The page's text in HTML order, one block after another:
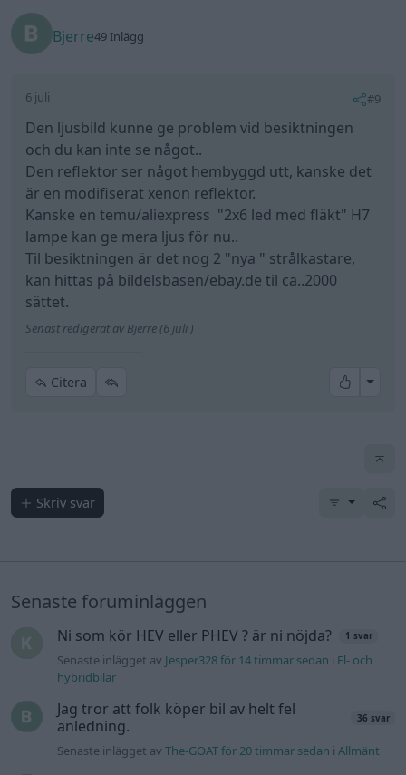
Bjerre49 Inlägg
6 juli #9
Den ljusbild kunne ge problem vid besiktningen
och du kan inte se något..
Den reflektor ser något hembyggd utt, kanske det
är en modifiserat xenon reflektor.
Kanske en temu/aliexpress "2x6 led med fläkt" H7
lampe kan ge mera ljus för nu..
Til besiktningen är det nog 2 "nya " strålkastare,
kan hittas på bildelsbasen/ebay.de til ca..2000
sättet.
Senast redigerat av Bjerre (6 juli )
Citera All
Skriv svar
Senaste foruminläggen
Ni som kör HEV eller PHEV ? är ni nöjda? 1 svar
Senaste inlägget av Jesper328 för 14 timmar sedan i El- och
hybridbilar
Jag tror att folk köper bil av helt fel
anledning.
36 svar
Senaste inlägget avThe-GOAT för 20 timmar sedan iAllmänt